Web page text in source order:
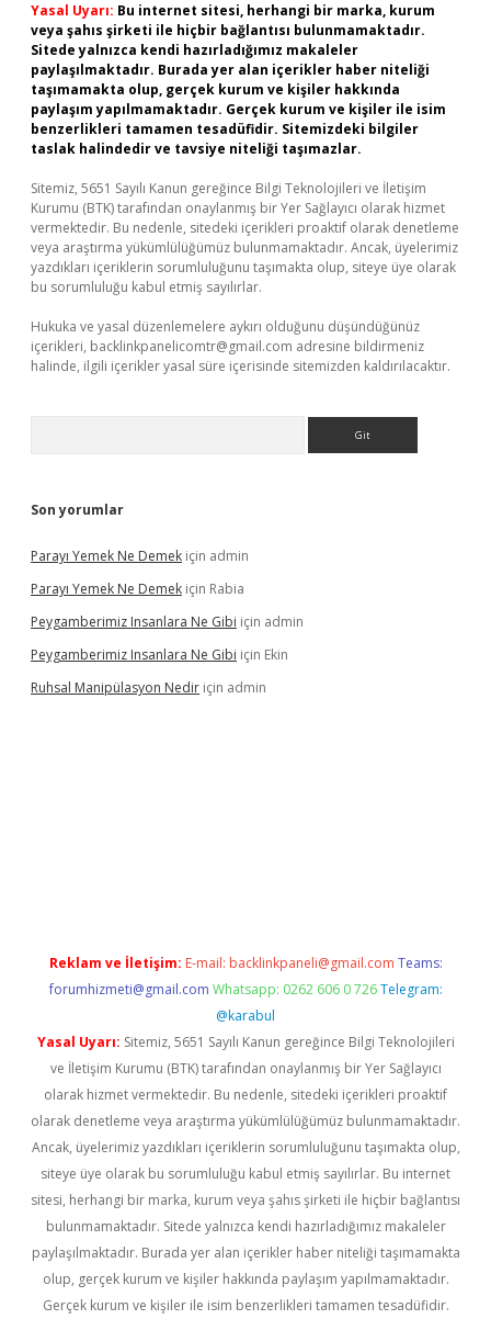
Yasal Uyarı: Bu internet sitesi, herhangi bir marka, kurum
veya şahıs şirketi ile hiçbir bağlantısı bulunmamaktadır.
Sitede yalnızca kendi hazırladığımız makaleler
paylaşılmaktadır. Burada yer alan içerikler haber niteliği
taşımamakta olup, gerçek kurum ve kişiler hakkında
paylaşım yapılmamaktadır. Gerçek kurum ve kişiler ile isim
benzerlikleri tamamen tesadüfidir. Sitemizdeki bilgiler
taslak halindedir ve tavsiye niteliği taşımazlar.
Sitemiz, 5651 Sayılı Kanun gereğince Bilgi Teknolojileri ve İletişim
Kurumu (BTK) tarafından onaylanmış bir Yer Sağlayıcı olarak hizmet
vermektedir. Bu nedenle, sitedeki içerikleri proaktif olarak denetleme
veya araştırma yükümlülüğümüz bulunmamaktadır. Ancak, üyelerimiz
yazdıkları içeriklerin sorumluluğunu taşımakta olup, siteye üye olarak
bu sorumluluğu kabul etmiş sayılırlar.
Hukuka ve yasal düzenlemelere aykırı olduğunu düşündüğünüz
içerikleri, backlinkpanelicomtr@gmail.com adresine bildirmeniz
halinde, ilgili içerikler yasal süre içerisinde sitemizden kaldırılacaktır.
Son yorumlar
Parayı Yemek Ne Demek için admin
Parayı Yemek Ne Demek için Rabia
Peygamberimiz Insanlara Ne Gibi için admin
Peygamberimiz Insanlara Ne Gibi için Ekin
Ruhsal Manipülasyon Nedir için admin
Reklam ve İletişim: E-mail: backlinkpaneli@gmail.com Teams:
forumhizmeti@gmail.com Whatsapp: 0262 606 0 726 Telegram:
@karabul
Yasal Uyarı: Sitemiz, 5651 Sayılı Kanun gereğince Bilgi Teknolojileri
ve İletişim Kurumu (BTK) tarafından onaylanmış bir Yer Sağlayıcı
olarak hizmet vermektedir. Bu nedenle, sitedeki içerikleri proaktif
olarak denetleme veya araştırma yükümlülüğümüz bulunmamaktadır.
Ancak, üyelerimiz yazdıkları içeriklerin sorumluluğunu taşımakta olup,
siteye üye olarak bu sorumluluğu kabul etmiş sayılırlar. Bu internet
sitesi, herhangi bir marka, kurum veya şahıs şirketi ile hiçbir bağlantısı
bulunmamaktadır. Sitede yalnızca kendi hazırladığımız makaleler
paylaşılmaktadır. Burada yer alan içerikler haber niteliği taşımamakta
olup, gerçek kurum ve kişiler hakkında paylaşım yapılmamaktadır.
Gerçek kurum ve kişiler ile isim benzerlikleri tamamen tesadüfidir.